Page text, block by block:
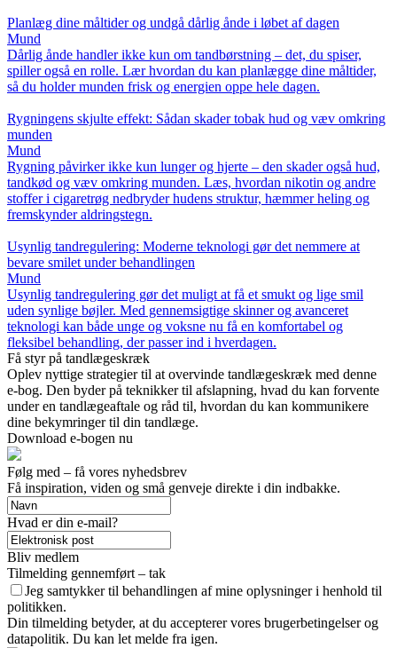
Planlæg dine måltider og undgå dårlig ånde i løbet af dagen
Mund
Dårlig ånde handler ikke kun om tandbørstning – det, du spiser,
spiller også en rolle. Lær hvordan du kan planlægge dine måltider,
så du holder munden frisk og energien oppe hele dagen.
Rygningens skjulte effekt: Sådan skader tobak hud og væv omkring
munden
Mund
Rygning påvirker ikke kun lunger og hjerte – den skader også hud,
tandkød og væv omkring munden. Læs, hvordan nikotin og andre
stoffer i cigaretrøg nedbryder hudens struktur, hæmmer heling og
fremskynder aldringstegn.
Usynlig tandregulering: Moderne teknologi gør det nemmere at
bevare smilet under behandlingen
Mund
Usynlig tandregulering gør det muligt at få et smukt og lige smil
uden synlige bøjler. Med gennemsigtige skinner og avanceret
teknologi kan både unge og voksne nu få en komfortabel og
fleksibel behandling, der passer ind i hverdagen.
Få styr på tandlægeskræk
Oplev nyttige strategier til at overvinde tandlægeskræk med denne
e-bog. Den byder på teknikker til afslapning, hvad du kan forvente
under en tandlægeaftale og råd til, hvordan du kan kommunikere
dine bekymringer til din tandlæge.
Download e-bogen nu
Følg med – få vores nyhedsbrev
Få inspiration, viden og små genveje direkte i din indbakke.
Hvad er din e-mail?
Bliv medlem
Tilmelding gennemført – tak
Jeg samtykker til behandlingen af mine oplysninger i henhold til
politikken.
Din tilmelding betyder, at du accepterer vores brugerbetingelser og
datapolitik. Du kan let melde fra igen.